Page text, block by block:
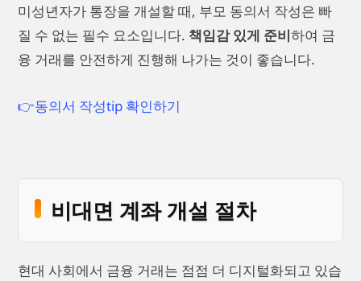
미성년자가 통장을 개설할 때, 부모 동의서 작성은 빠
질 수 없는 필수 요소입니다. 책임감 있게 준비하여 금
융 거래를 안전하게 진행해 나가는 것이 좋습니다.
👉동의서 작성tip 확인하기
비대면 계좌 개설 절차
현대 사회에서 금융 거래는 점점 더 디지털화되고 있습